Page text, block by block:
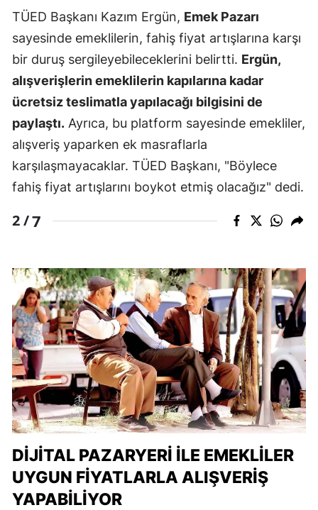
TÜED Başkanı Kazım Ergün, Emek Pazarı
sayesinde emeklilerin, fahiş fiyat artışlarına karşı
bir duruş sergileyebileceklerini belirtti. Ergün,
alışverişlerin emeklilerin kapılarına kadar
ücretsiz teslimatla yapılacağı bilgisini de
paylaştı. Ayrıca, bu platform sayesinde emekliler,
alışveriş yaparken ek masraflarla
karşılaşmayacaklar. TÜED Başkanı, "Böylece
fahiş fiyat artışlarını boykot etmiş olacağız" dedi.
2 /7
DIJITAL PAZARYERI ILE EMEKLILER
UYGUN FIYATLARLA ALIŞVERIŞ
YAPABILIYOR